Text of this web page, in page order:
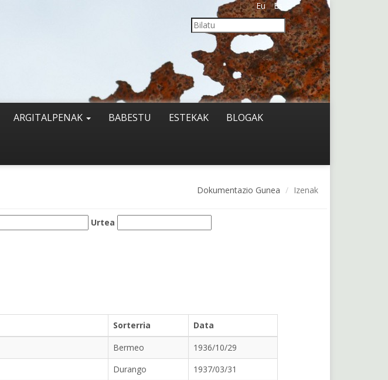
Eu Es
ARGITALPENAK BABESTU ESTEKAK BLOGAK
Dokumentazio Gunea Izenak
Urtea
Sorterria
Data
Bermeo
1936/10/29
Durango
1937/03/31